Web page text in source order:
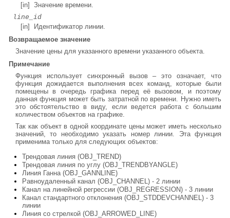
[in] Значение времени.
line_id
[in] Идентификатор линии.
Возвращаемое значение
Значение цены для указанного времени указанного объекта.
Примечание
Функция использует синхронный вызов – это означает, что
функция дожидается выполнения всех команд, которые были
помещены в очередь графика перед её вызовом, и поэтому
данная функция может быть затратной по времени. Нужно иметь
это обстоятельство в виду, если ведется работа с большим
количеством объектов на графике.
Так как объект в одной координате цены может иметь несколько
значений, то необходимо указать номер линии. Эта функция
применима только для следующих объектов:
Трендовая линия (OBJ_TREND)
Трендовая линия по углу (OBJ_TRENDBYANGLE)
Линия Ганна (OBJ_GANNLINE)
Равноудаленный канал (OBJ_CHANNEL) - 2 линии
Канал на линейной регрессии (OBJ_REGRESSION) - 3 линии
Канал стандартного отклонения (OBJ_STDDEVCHANNEL) - 3
линии
Линия со стрелкой (OBJ_ARROWED_LINE)